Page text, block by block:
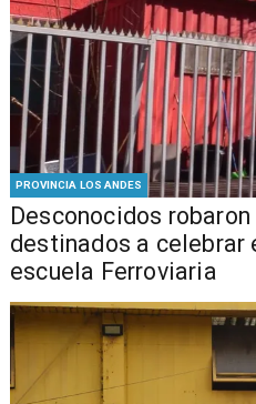
PROVINCIA LOS ANDES
Desconocidos
destinados a celebrar
escuela Ferroviaria